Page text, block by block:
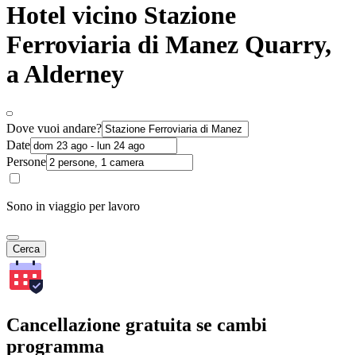
Hotel vicino Stazione
Ferroviaria di Manez Quarry,
a Alderney
Dove vuoi andare?
Date
Persone
Sono in viaggio per lavoro
Cerca
Cancellazione gratuita se cambi
programma